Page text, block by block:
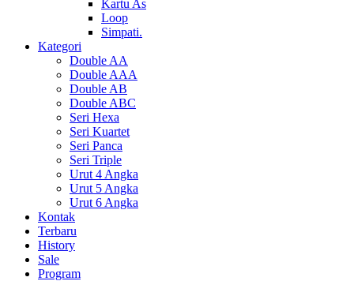
Kartu As
Loop
Simpati.
Kategori
Double AA
Double AAA
Double AB
Double ABC
Seri Hexa
Seri Kuartet
Seri Panca
Seri Triple
Urut 4 Angka
Urut 5 Angka
Urut 6 Angka
Kontak
Terbaru
History
Sale
Program